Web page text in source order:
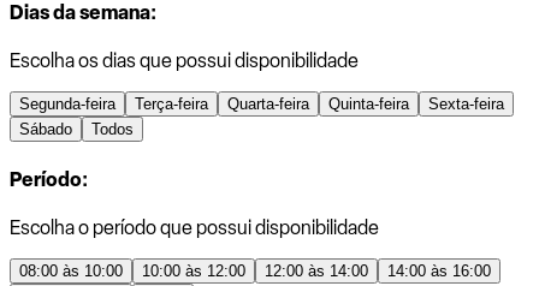
Dias da semana:
Escolha os dias que possui disponibilidade
Segunda-feira Terça-feira Quarta-feira Quinta-feira
Sexta-feira
Sábado
Todos
Período:
Escolha o período que possui disponibilidade
08:00 às 10:00 10:00 às 12:00 12:00 às 14:00
14:00 às 16:00